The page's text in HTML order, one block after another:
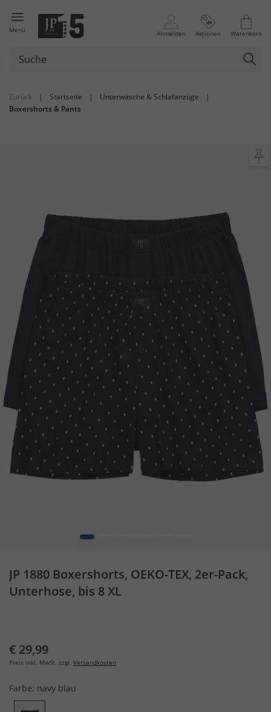
Menü Anmelden Aktionen Warenkorb
Zurück | Startseite | Unterwäsche & Schlafanzüge
|
Boxershorts & Pants
1
JP 1880 Boxershorts, OEKO-TEX, 2er-Pack,
Unterhose, bis 8 XL
€ 29,99
Preis inkl. MwSt. zzgl. Versandkosten
Farbe: navy blau